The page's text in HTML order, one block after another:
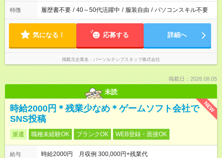
特徴 履歴書不要 / 40～50代活躍中 / 服装自由 / パソコンスキル不要
気になる！ 応募する 詳細へ
掲載元企業名 パーソルテンプスタッフ株式会社
掲載日：2026.08.05
未読
NEW
時給2000円＊残業少なめ＊ゲームソフト会社で
SNS投稿
派遣 職種未経験OK ブランクOK WEB登録・面接OK
給与
時給2000円 月収例 300,000円+残業代